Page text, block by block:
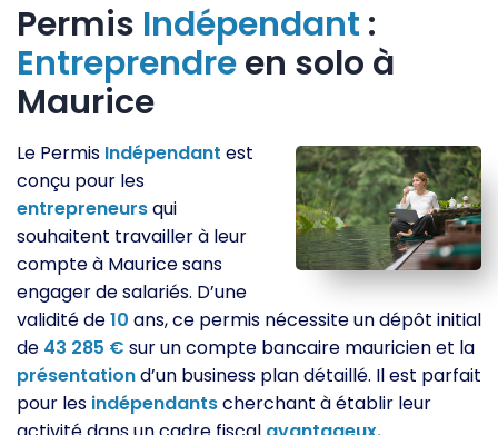
Permis Indépendant :
Entreprendreen solo à
Maurice
Le Permis Indépendant est
conçu pour les
entrepreneursqui
souhaitent travailler à leur
compte à Maurice sans
engager de salariés. D’une
validité de10 ans, ce permis nécessite un dépôt initial
de 43 285 € sur un compte bancaire mauricien et la
présentationd’un business plan détaillé. Il est parfait
pour les indépendantscherchant à établir leur